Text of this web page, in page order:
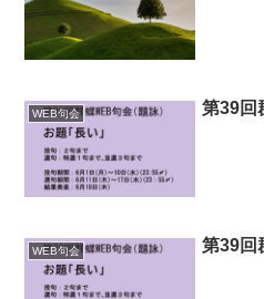
WEB句会 第39回
WEB句会 第39回